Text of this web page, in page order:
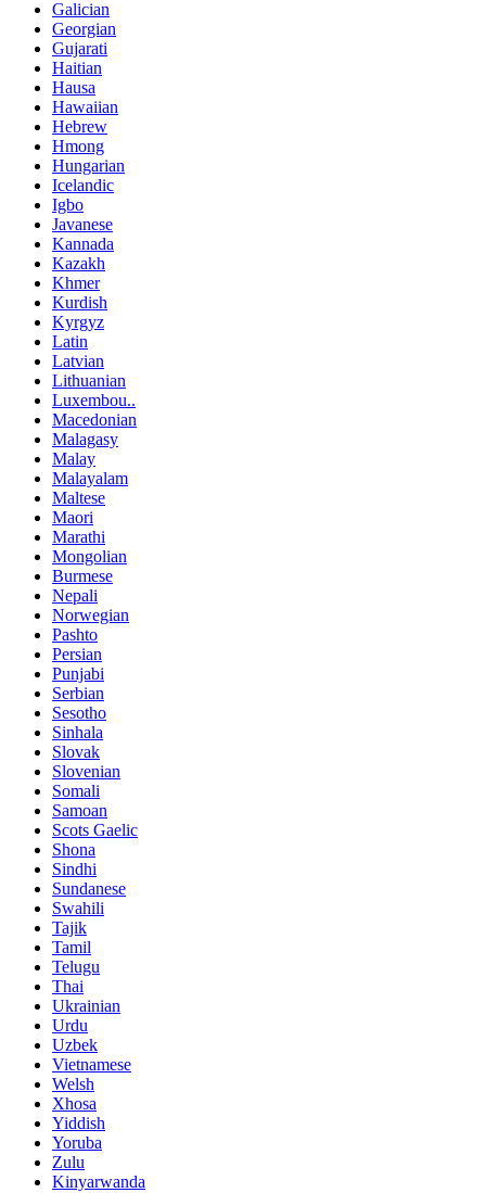
Galician
Georgian
Gujarati
Haitian
Hausa
Hawaiian
Hebrew
Hmong
Hungarian
Icelandic
Igbo
Javanese
Kannada
Kazakh
Khmer
Kurdish
Kyrgyz
Latin
Latvian
Lithuanian
Luxembou..
Macedonian
Malagasy
Malay
Malayalam
Maltese
Maori
Marathi
Mongolian
Burmese
Nepali
Norwegian
Pashto
Persian
Punjabi
Serbian
Sesotho
Sinhala
Slovak
Slovenian
Somali
Samoan
Scots Gaelic
Shona
Sindhi
Sundanese
Swahili
Tajik
Tamil
Telugu
Thai
Ukrainian
Urdu
Uzbek
Vietnamese
Welsh
Xhosa
Yiddish
Yoruba
Zulu
Kinyarwanda